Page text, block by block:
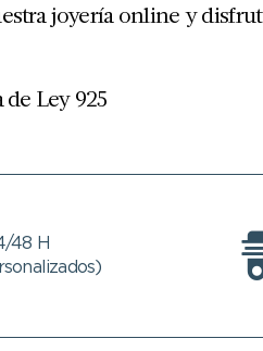
joyería online y
de Ley 925
48 H